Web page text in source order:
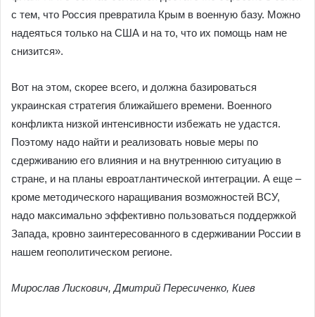
с тем, что Россия превратила Крым в военную базу. Можно
надеяться только на США и на то, что их помощь нам не
снизится».
Вот на этом, скорее всего, и должна базироваться
украинская стратегия ближайшего времени. Военного
конфликта низкой интенсивности избежать не удастся.
Поэтому надо найти и реализовать новые меры по
сдерживанию его влияния и на внутреннюю ситуацию в
стране, и на планы евроатлантической интеграции. А еще –
кроме методического наращивания возможностей ВСУ,
надо максимально эффективно пользоваться поддержкой
Запада, кровно заинтересованного в сдерживании России в
нашем геополитическом регионе.
Мирослав Лискович, Дмитрий Пересиченко, Киев